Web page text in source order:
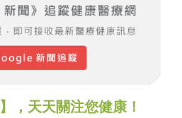
，天天關注您健康！